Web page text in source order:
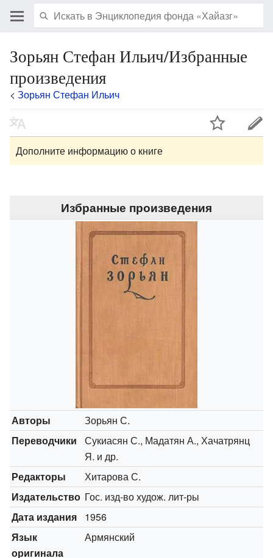
Зорьян Стефан Ильич/Избранные
произведения
< Зорьян Стефан Ильич
Дополните информацию о книге
Избранные произведения
Авторы
Зорьян С.
Переводчики
Сукиасян С., Мадатян А., Хачатрянц
Я. и др.
Редакторы
Хитарова С.
Издательство Гос. изд-во худож. лит-ры
Дата издания
1956
Язык
оригинала
Армянский